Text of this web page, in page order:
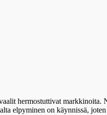
hermostuttivat markkinoita.
elpyminen on käynnissä,